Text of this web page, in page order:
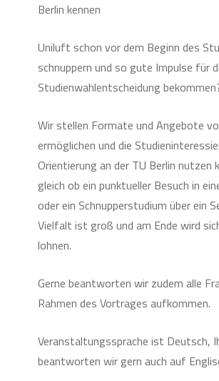
Berlin kennen
Uniluft schon vor dem Beginn des
schnuppern und so gute Impulse für
Studienwahlentscheidung
Wir stellen Formate und Angebote
ermöglichen und die
Orientierung an der TU Berlin nutzen
gleich ob ein punktueller Besuch in
oder ein Schnupperstudium über ein
Vielfalt ist groß und am Ende wird
lohnen.
Gerne beantworten wir zudem alle
Rahmen des Vortrages aufkommen.
Veranstaltungssprache ist Deutsch,
beantworten wir gern auch auf